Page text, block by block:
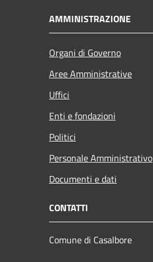
AMMINISTRAZIONE
Organi di Governo
Aree Amministrative
Uffici
Enti e fondazioni
Politici
Personale Amministrativo
Documenti e dati
CONTATTI
Comune di Casalbore